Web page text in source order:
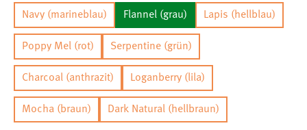
Navy (marineblau) Flannel (grau) Lapis (hellblau)
Poppy Mel (rot) Serpentine (grün)
Charcoal (anthrazit) Loganberry (lila)
Mocha (braun) Dark Natural (hellbraun)